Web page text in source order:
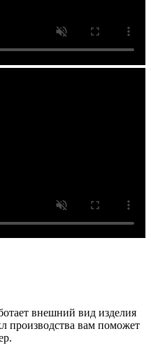
внешний вид изделия
производства вам поможет